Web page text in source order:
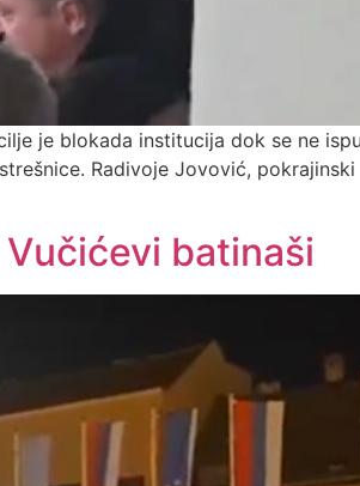
je blokada institucija dok se ne
Radivoje Jovović, pokrajinski
batinaši